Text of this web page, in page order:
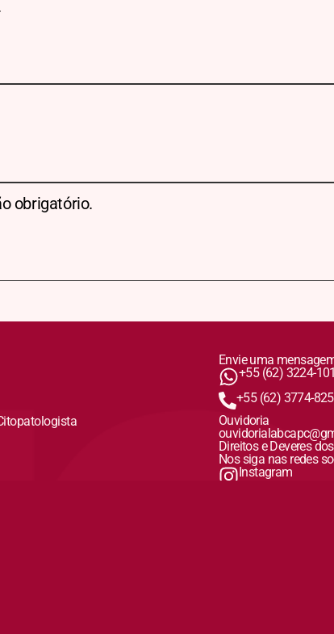
obrigatório.
Envie uma
+55 (62) 3224-
+55 (62) 3774-
Ouvidoria
Direitos e Deveres
Nos siga nas redes
Instagram